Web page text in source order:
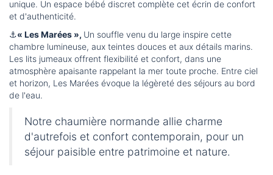
unique. Un espace bébé discret complète cet écrin de confort
et d'authenticité.
⚓️« Les Marées », Un souffle venu du large inspire cette
chambre lumineuse, aux teintes douces et aux détails marins.
Les lits jumeaux offrent flexibilité et confort, dans une
atmosphère apaisante rappelant la mer toute proche. Entre ciel
et horizon, Les Marées évoque la légèreté des séjours au bord
de l'eau.
Notre chaumière normande allie charme
d'autrefois et confort contemporain, pour un
séjour paisible entre patrimoine et nature.